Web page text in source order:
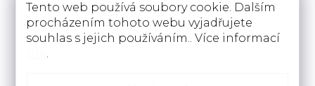
Tento web používá soubory cookie. Dalším
procházením tohoto webu vyjadřujete
souhlas s jejich používáním.. Více informací
.